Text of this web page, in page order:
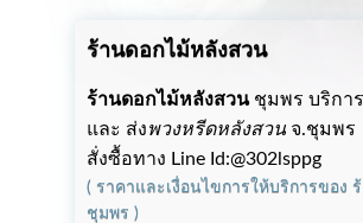
ร้านดอกไม้หลังสวน
ร้านดอกไม้หลังสวนชุมพร บริกา
และ ส่งพวงหรีดหลังสวน จ.ชุมพร
สั่งซื้อทาง Line Id:@302lsppg
( ราคาและเงื่อนไขการให้บริการของ
ชุมพร )